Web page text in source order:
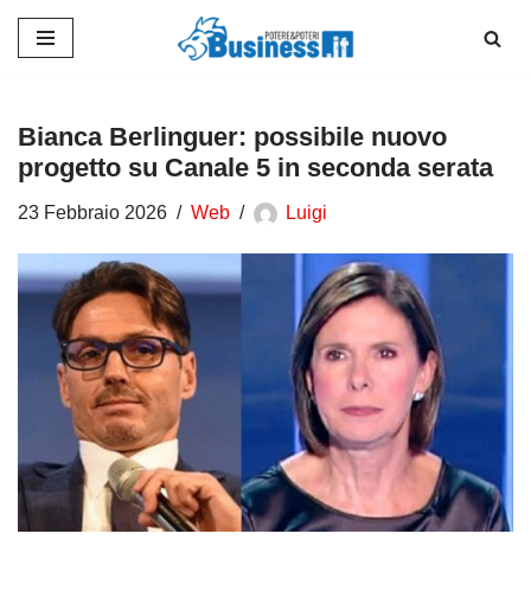
contenuto
Bianca Berlinguer: possibile nuovo
progetto su Canale 5 in seconda serata
23 Febbraio 2026 Web Luigi